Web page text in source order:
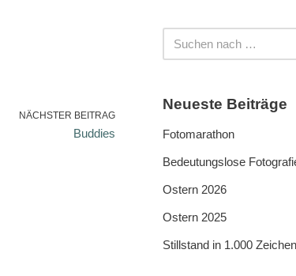
NÄCHSTER BEITRAG
Buddies
Neueste Beiträge
Fotomarathon
Bedeutungslose
Ostern 2026
Ostern 2025
Stillstand in 1.000 Zeichen